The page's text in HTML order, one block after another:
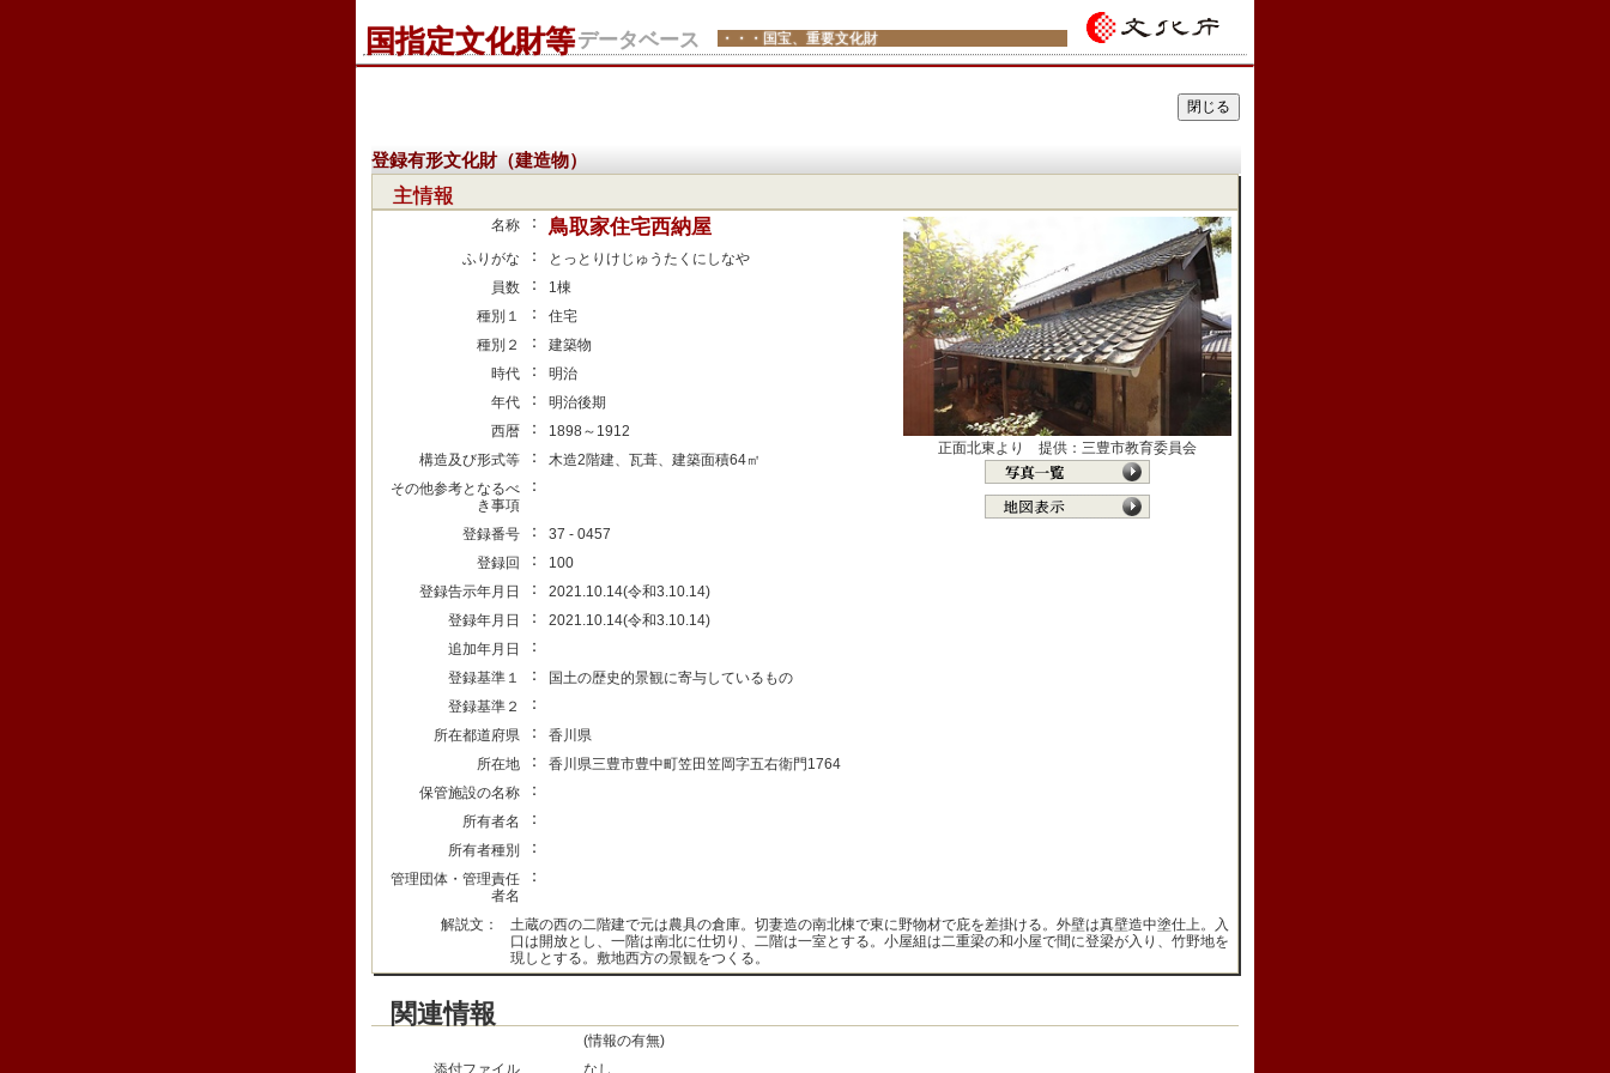
国指定文化財等データベース ・・・国宝、重要文化財
登録有形文化財（建造物）
主情報
名称 ： 鳥取家住宅西納屋
ふりがな ：
とっとりけじゅうたくにしなや
員数
：
1棟
種別１
：
住宅
種別２
：
建築物
時代
：
明治
年代
：
明治後期
西暦
：
1898～1912
構造及び形式等
：
木造2階建、瓦葺、建築面積64㎡
その他参考となるべ
き事項
：
登録番号 ：
37 - 0457
登録回
：
100
登録告示年月日
：
2021.10.14(令和3.10.14)
登録年月日
：
2021.10.14(令和3.10.14)
追加年月日
：
登録基準１ ：
国土の歴史的景観に寄与しているもの
登録基準２
：
所在都道府県 ：
香川県
所在地
：
香川県三豊市豊中町笠田笠岡字五右衛門1764
保管施設の名称
：
所有者名 ：
所有者種別 ：
管理団体・管理責任
者名
：
正面北東より 提供：三豊市教育委員会
解説文：
土蔵の西の二階建で元は農具の倉庫。切妻造の南北棟で東に野物材で庇を差掛ける。外壁は真壁造中塗仕上。入
口は開放とし、一階は南北に仕切り、二階は一室とする。小屋組は二重梁の和小屋で間に登梁が入り、竹野地を
現しとする。敷地西方の景観をつくる。
関連情報
(情報の有無)
添付ファイル
なし